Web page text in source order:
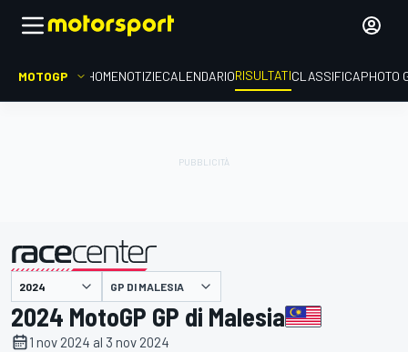
MOTOGP HOMENOTIZIECALENDARIORISULTATICLASSIFICAPHOTO
presentato da GP DI MALESIA
2024 MotoGP GP di Malesia
1 nov 2024 al 3 nov 2024